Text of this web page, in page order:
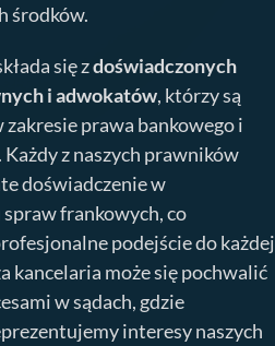
środków.
się zdoświadczonych
i adwokatów, którzy są
prawa bankowego i
z naszych prawników
doświadczenie w
frankowych, co
podejście do każdej
kancelaria może się pochwalić
w sądach, gdzie
interesy naszych